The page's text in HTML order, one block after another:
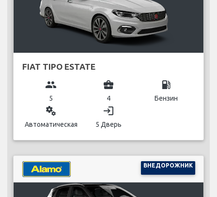
FIAT TIPO ESTATE
group
5
business_center
4
local_gas_station
Бензин
miscellaneous_services
Автоматическая
login
5 Дверь
ВНЕДОРОЖНИК